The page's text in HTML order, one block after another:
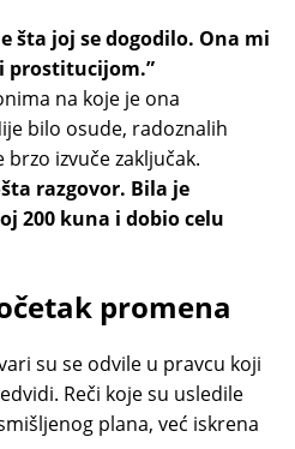
šta joj se dogodilo. Ona mi
prostitucijom.”
na koje je ona
bilo osude, radoznalih
izvuče zaključak.
razgovor. Bila je
200 kuna i dobio celu
promena
su se odvile u pravcu koji
Reči koje su usledile
plana, već iskrena